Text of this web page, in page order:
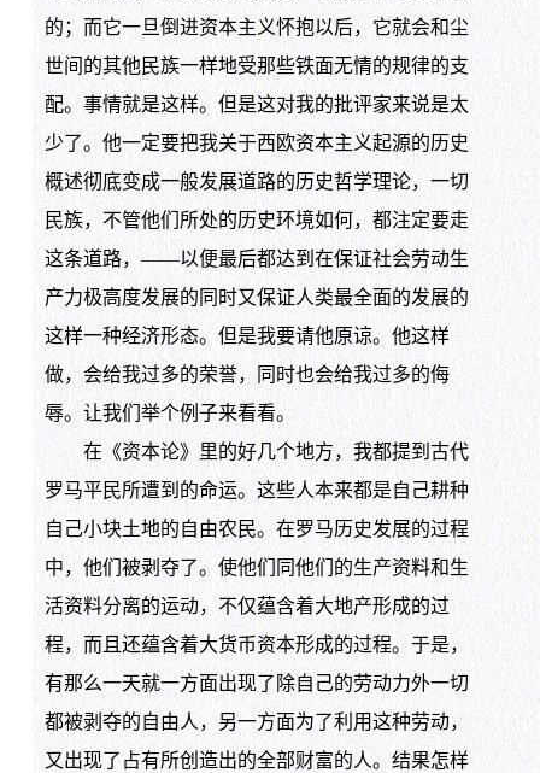
的；而它一旦倒进资本主义怀抱以后，它就会和尘
世间的其他民族一样地受那些铁面无情的规律的支
配。事情就是这样。但是这对我的批评家来说是太
少了。他一定要把我关于西欧资本主义起源的历史
概述彻底变成一般发展道路的历史哲学理论，一切
民族，不管他们所处的历史环境如何，都注定要走
这条道路，——以便最后都达到在保证社会劳动生
产力极高度发展的同时又保证人类最全面的发展的
这样一种经济形态。但是我要请他原谅。他这样
做，会给我过多的荣誉，同时也会给我过多的侮
辱。让我们举个例子来看看。
在《资本论》里的好几个地方，我都提到古代
罗马平民所遭到的命运。这些人本来都是自己耕种
自己小块土地的自由农民。在罗马历史发展的过程
中，他们被剥夺了。使他们同他们的生产资料和生
活资料分离的运动，不仅蕴含着大地产形成的过
程，而且还蕴含着大货币资本形成的过程。于是，
有那么一天就一方面出现了除自己的劳动力外一切
都被剥夺的自由人，另一方面为了利用这种劳动，
又出现了占有所创造出的全部财富的人。结果怎样